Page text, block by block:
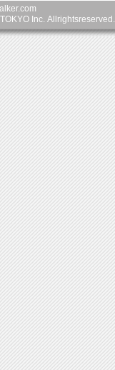
Inc. Allrightsreserved.